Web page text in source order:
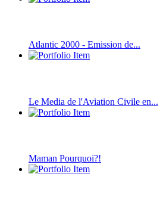
Atlantic 2000 - Emission de...
Le Media de l'Aviation Civile en...
Maman Pourquoi?!